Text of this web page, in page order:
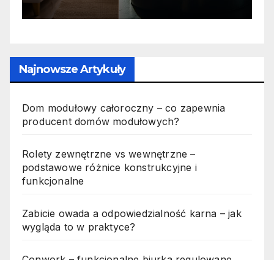
Najnowsze Artykuły
Dom modułowy całoroczny – co zapewnia
producent domów modułowych?
Rolety zewnętrzne vs wewnętrzne –
podstawowe różnice konstrukcyjne i
funkcjonalne
Zabicie owada a odpowiedzialność karna – jak
wygląda to w praktyce?